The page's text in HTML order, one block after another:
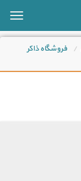
فروشگاه ذاکر